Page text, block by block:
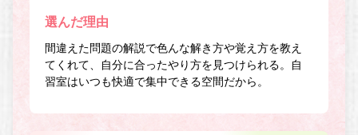
選んだ理由
間違えた問題の解説で色んな解き方や覚え方を教え
てくれて、自分に合ったやり方を見つけられる。自
習室はいつも快適で集中できる空間だから。